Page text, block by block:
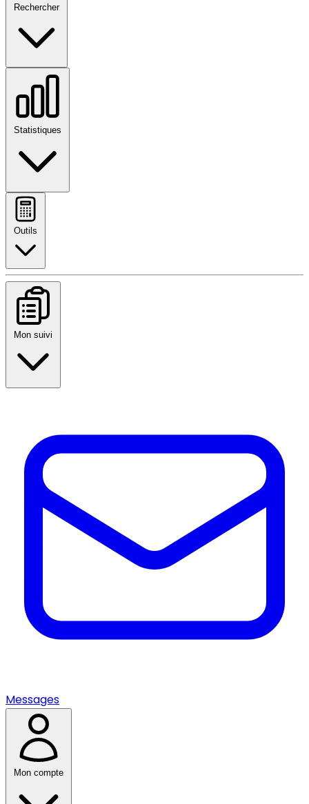
Rechercher
Statistiques
Outils
Mon suivi
Messages
Mon compte